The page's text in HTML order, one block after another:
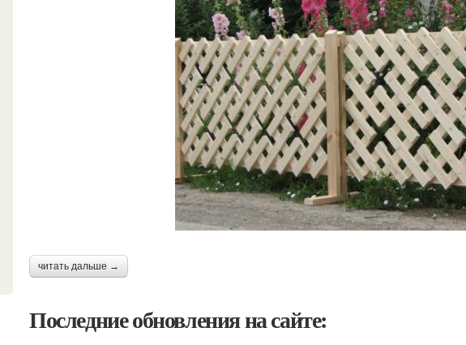
читать дальше →
Последние обновления на сайте: